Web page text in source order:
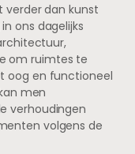
verder dan kunst
ons dagelijks
om ruimtes te
oog en functioneel
men
verhoudingen
volgens de